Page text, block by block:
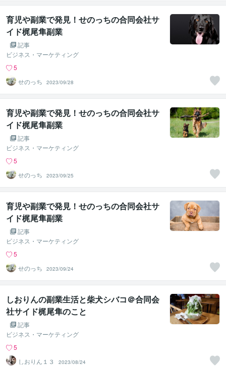
育児や副業で発見！せのっちの合同会社サ
イド梶尾隼副業
記事
ビジネス・マーケティング
5
せのっち
2023/09/28
育児や副業で発見！せのっちの合同会社サ
イド梶尾隼副業
記事
ビジネス・マーケティング
5
せのっち
2023/09/25
育児や副業で発見！せのっちの合同会社サ
イド梶尾隼副業
記事
ビジネス・マーケティング
5
せのっち
2023/09/24
しおりんの副業生活と柴犬シバコ＠合同会
社サイド梶尾隼のこと
記事
ビジネス・マーケティング
5
しおりん１３
2023/08/24